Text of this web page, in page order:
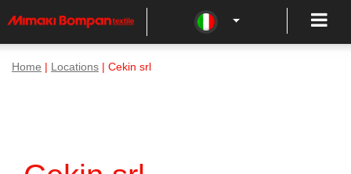
Home Locations | Cekin srl